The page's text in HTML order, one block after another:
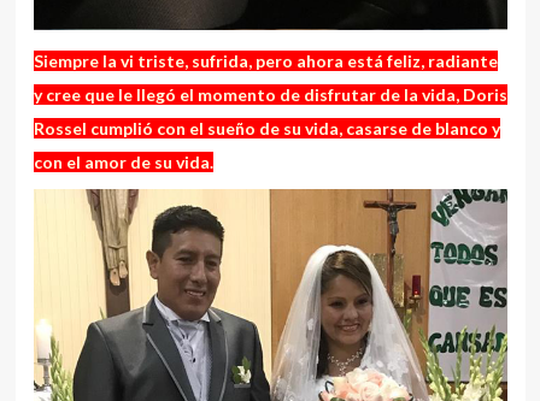
Siempre la vi triste, sufrida, pero ahora está feliz, radiante
y cree que le llegó el momento de disfrutar de la vida, Doris
Rossel cumplió con el sueño de su vida, casarse de blanco y
con el amor de su vida.